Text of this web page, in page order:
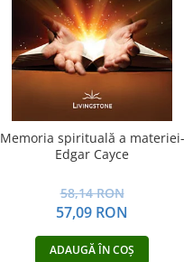
Memoria spirituală a materiei-
Edgar Cayce
58,14 RON
57,09 RON
ADAUGĂ ÎN COȘ